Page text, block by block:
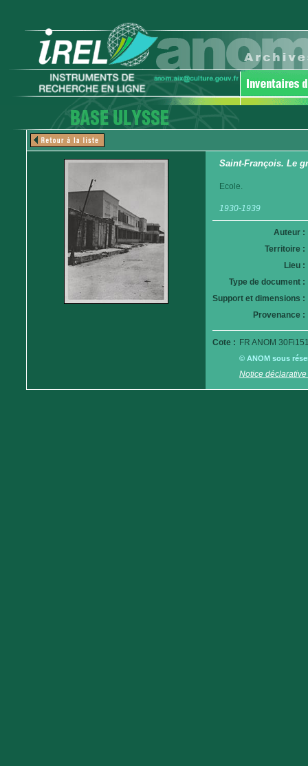
Saint-François. Le
Ecole.
1930-1939
Auteur :
Territoire :
Lieu :
Type de document :
Support et dimensions :
Provenance :
Cote : FR ANOM
© ANOM sous
Notice